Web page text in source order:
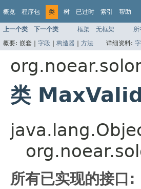
概览 程序包 类 树 已过时 索引 帮助
上一个类 下一个类 框架 无框架
所
概要: 嵌套 | 字段 | 构造器 | 方法 详细资料:
类
所有已实现的接口: